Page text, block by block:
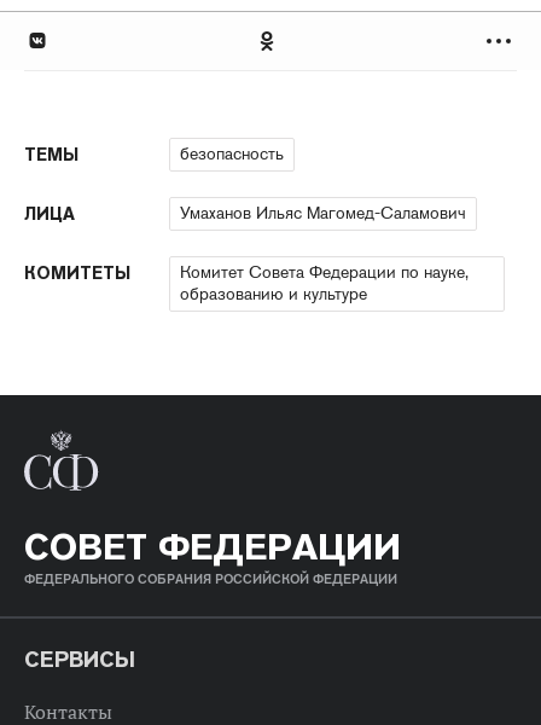
ТЕМЫ безопасность
ЛИЦА Умаханов Ильяс Магомед-Саламович
КОМИТЕТЫ
Комитет Совета Федерации по науке,
образованию и культуре
СОВЕТ ФЕДЕРАЦИИ
ФЕДЕРАЛЬНОГО СОБРАНИЯ РОССИЙСКОЙ ФЕДЕРАЦИИ
СЕРВИСЫ
Контакты